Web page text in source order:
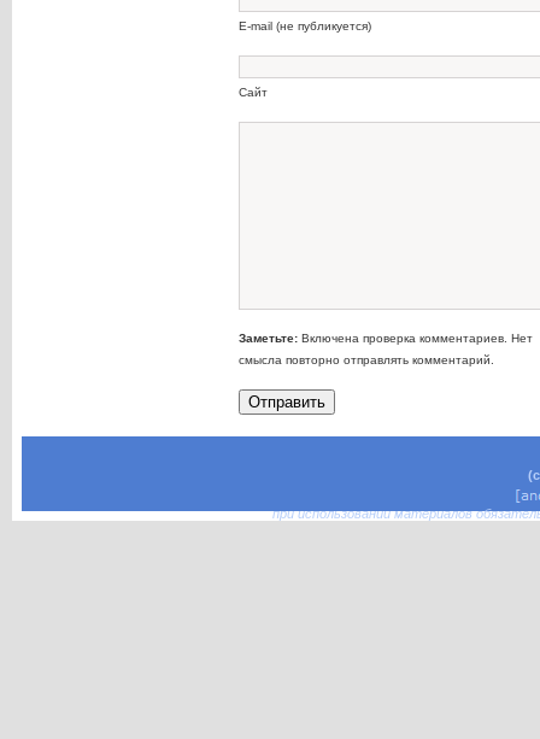
E-mail (не публикуется)
Сайт
Заметьте:Включена проверка комментариев. Нет
смысла повторно отправлять комментарий.
при использовании материалов